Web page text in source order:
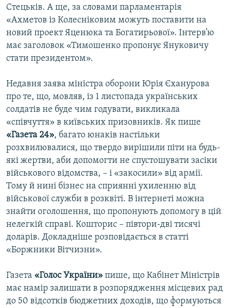
УКР
КТАТ
Усі сайти RFE/RL
Стецьків. А ще, за словами парламентарія
«Ахметов із Колесніковим можуть поставити на
новий проект Яценюка та Богатирьової». Інтерв’ю
має заголовок «Тимошенко пропонує Януковичу
стати президентом».
Недавня заява міністра оборони Юрія Єханурова
про те, що, мовляв, із 1 листопада українських
солдатів не буде чим годувати, викликала
«співчуття» в київських призовників. Як пише
«Газета 24», багато юнаків настільки
розхвилювалися, що твердо вирішили піти на будь-
які жертви, аби допомогти не спустошувати засіки
військового відомства, – і «закосили» від армії.
Тому й нині бізнес на сприянні ухиленню від
військової служби в розквіті. В інтернеті можна
знайти оголошення, що пропонують допомогу в цій
нелегкій справі. Кошторис – півтори-дві тисячі
доларів. Докладніше розповідається в статті
«Боржники Вітчизни».
Газета «Голос України» пише, що Кабінет Міністрів
має намір залишати в розпорядження місцевих рад
до 50 відсотків бюджетних доходів, що формуються